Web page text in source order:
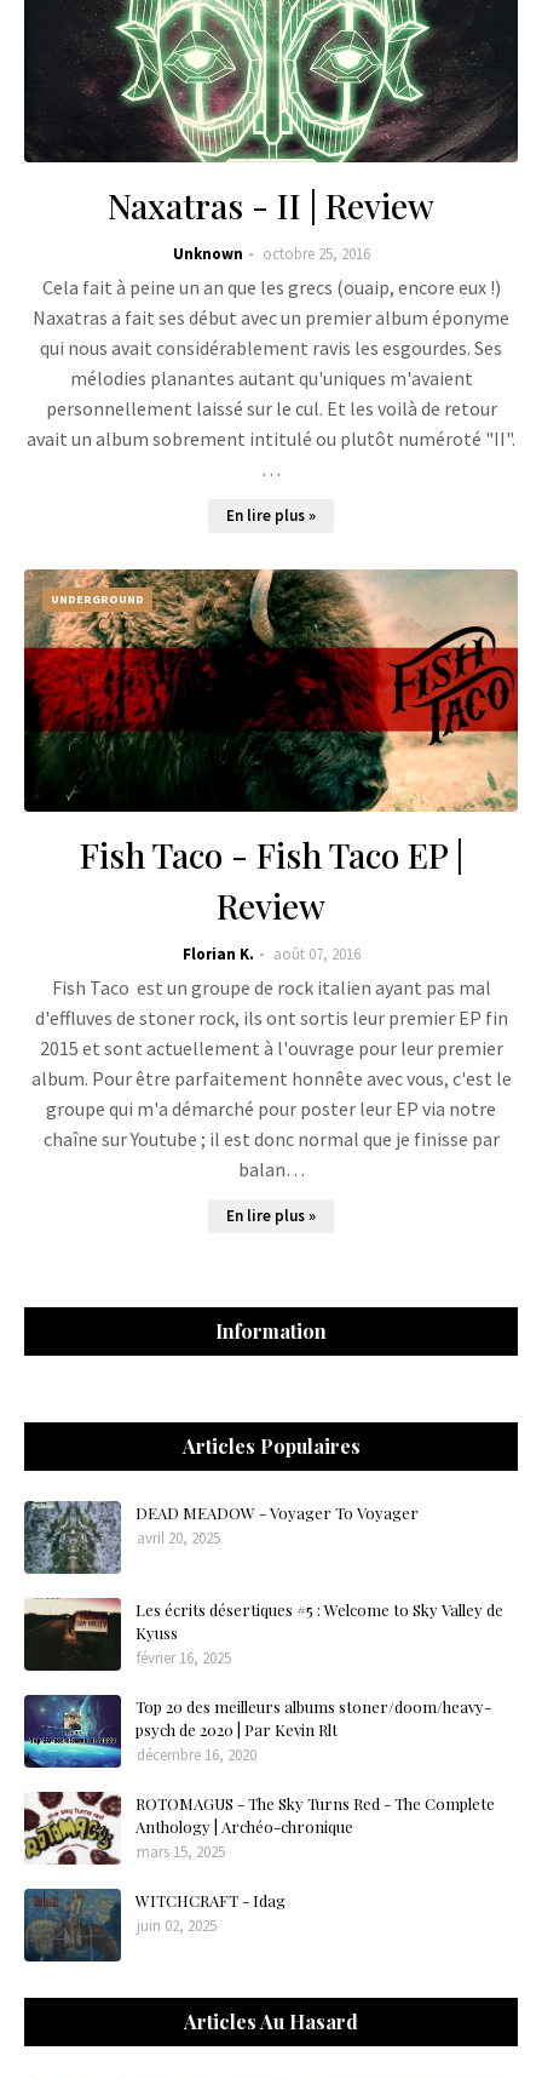
Naxatras - II | Review
Unknown octobre 25, 2016
Cela fait à peine un an que les grecs (ouaip, encore eux !)
Naxatras a fait ses début avec un premier album éponyme
qui nous avait considérablement ravis les esgourdes. Ses
mélodies planantes autant qu'uniques m'avaient
personnellement laissé sur le cul. Et les voilà de retour
avait un album sobrement intitulé ou plutôt numéroté "II".
…
En lire plus »
UNDERGROUND
Fish Taco - Fish Taco EP |
Review
Florian K. août 07, 2016
Fish Taco est un groupe de rock italien ayant pas mal
d'effluves de stoner rock, ils ont sortis leur premier EP fin
2015 et sont actuellement à l'ouvrage pour leur premier
album. Pour être parfaitement honnête avec vous, c'est le
groupe qui m'a démarché pour poster leur EP via notre
chaîne sur Youtube ; il est donc normal que je finisse par
balan…
En lire plus »
Information
Articles Populaires
DEAD MEADOW - Voyager To Voyager
avril 20, 2025
Les écrits désertiques #5 : Welcome to Sky Valley de
Kyuss
février 16, 2025
Top 20 des meilleurs albums stoner/doom/heavy-
psych de 2020 | Par Kevin Rlt
décembre 16, 2020
ROTOMAGUS - The Sky Turns Red - The Complete
Anthology | Archéo-chronique
mars 15, 2025
WITCHCRAFT - Idag
juin 02, 2025
Articles Au Hasard